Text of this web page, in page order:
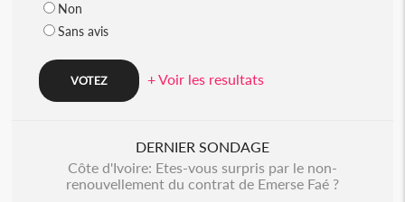
Non
Sans avis
+ Voir les resultats
DERNIER SONDAGE
Côte d'Ivoire: Etes-vous surpris par le non-
renouvellement du contrat de Emerse Faé ?